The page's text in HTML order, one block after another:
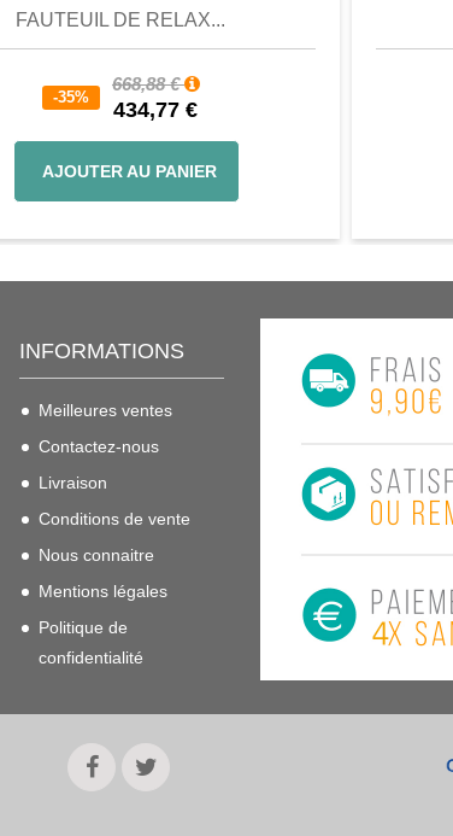
FAUTEUIL DE RELAX...
-35%
668,88 €
434,77 €
AJOUTER AU PANIER
INFORMATIONS
Meilleures ventes
Contactez-nous
Livraison
Conditions de vente
Nous connaitre
Mentions légales
Politique de
confidentialité